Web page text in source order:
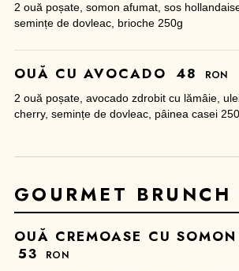
2 ouă poșate, somon afumat, sos
semințe de dovleac, brioche 250g
OUĂ CU AVOCADO 48 RON
2 ouă poșate, avocado zdrobit cu lămâie,
cherry, semințe de dovleac, pâinea casei
GOURMET BRUNCH
OUĂ CREMOASE CU
53
RON